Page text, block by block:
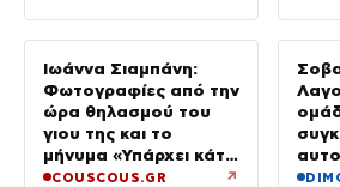
Ιωάννα Σιαμπάνη:
Φωτογραφίες από την
ώρα θηλασμού του
γιου της και το
μήνυμα «Υπάρχει κάτι
μαγικό σε αυτές τις
COUSCOUS.GR ↗